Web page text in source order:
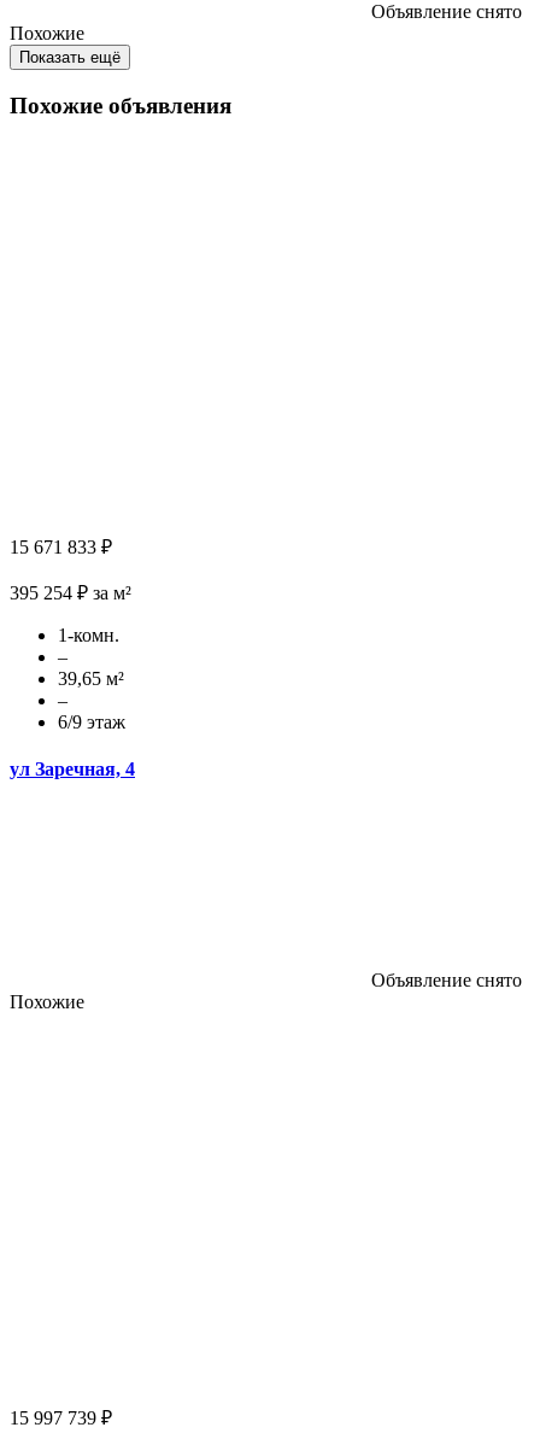
Объявление снято
Похожие
Показать ещё
Похожие объявления
15 671 833 ₽
395 254 ₽ за м²
1-комн.
–
39,65 м²
–
6/9 этаж
ул Заречная, 4
Объявление снято
Похожие
15 997 739 ₽